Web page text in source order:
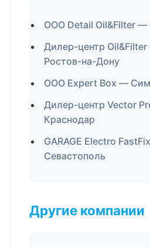
ООО Detail Oil&Filter —
Дилер-центр
Ростов-на-Дону
ООО Expert Box —
Дилер-центр Vector
Краснодар
GARAGE Electro
Севастополь
Другие компании